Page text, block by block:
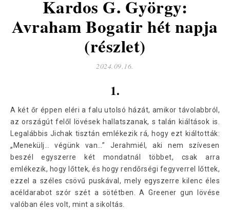
Kardos G. György:
Avraham Bogatir hét napja
(részlet)
2024.09.16.
1.
A két őr éppen eléri a falu utolsó házát, amikor távolabbról,
az országút felől lövések hallatszanak, s talán kiáltások is.
Legalábbis Jichak tisztán emlékezik rá, hogy ezt kiáltották:
„Menekülj… végünk van…” Jerahmiél, aki nem szívesen
beszél egyszerre két mondatnál többet, csak arra
emlékezik, hogy lőttek, és hogy rendőrségi fegyverrel lőttek,
ezzel a széles csövű puskával, mely egyszerre kilenc éles
acéldarabot szór szét a sötétben. A Greener gun lövése
valóban éles volt, mint a sikoltás.